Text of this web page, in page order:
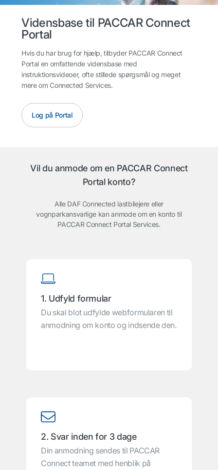
Vidensbase til PACCAR Connect
Portal
Hvis du har brug for hjælp, tilbyder PACCAR Connect
Portal en omfattende vidensbase med
instruktionsvideoer, ofte stillede spørgsmål og meget
mere om Connected Services.
Log på Portal
Vil du anmode om en PACCAR Connect
Portal konto?
Alle DAF Connected lastbilejere eller
vognparkansvarlige kan anmode om en konto til
PACCAR Connect Portal Services.
1. Udfyld formular
Du skal blot udfylde webformularen til
anmodning om konto og indsende den.
2. Svar inden for 3 dage
Din anmodning sendes til PACCAR
Connect teamet med henblik på